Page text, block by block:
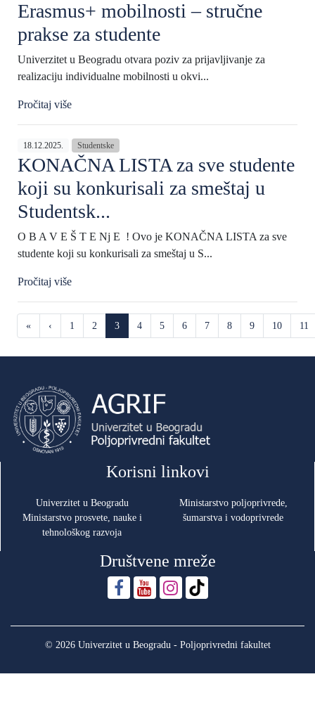
Erasmus+ mobilnosti – stručne
prakse za studente
Univerzitet u Beogradu otvara poziv za prijavljivanje za
realizaciju individualne mobilnosti u okvi...
Pročitaj više
18.12.2025. Studentske
KONAČNA LISTA za sve studente
koji su konkurisali za smeštaj u
Studentsk...
O B A V E Š T E Nj E ! Ovo je KONAČNA LISTA za sve
studente koji su konkurisali za smeštaj u S...
Pročitaj više
« ‹ 1 2 3 4 5 6 7 8 9 10 11
Korisni linkovi
Univerzitet u Beogradu
Ministarstvo prosvete, nauke i
tehnološkog razvoja
Ministarstvo poljoprivrede,
šumarstva i vodoprivrede
Društvene mreže
© 2026 Univerzitet u Beogradu - Poljoprivredni fakultet